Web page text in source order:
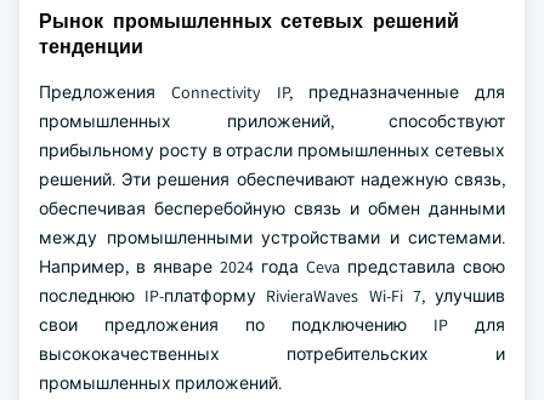
Рынок промышленных сетевых решений
тенденции
Предложения Connectivity IP, предназначенные для
промышленных приложений, способствуют
прибыльному росту в отрасли промышленных сетевых
решений. Эти решения обеспечивают надежную связь,
обеспечивая бесперебойную связь и обмен данными
между промышленными устройствами и системами.
Например, в январе 2024 года Ceva представила свою
последнюю IP-платформу RivieraWaves Wi-Fi 7, улучшив
свои предложения по подключению IP для
высококачественных потребительских и
промышленных приложений.